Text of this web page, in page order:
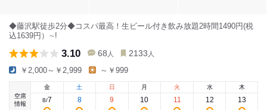
◆藤沢駅徒歩2分◆コスパ最高！生ビール付き飲み放題2時間1490円(税
込1639円）∼!
3.10 68 人 2133 人
￥2,000～￥2,999 ～￥999
空席
情報
金
8/7
土
8
日
9
月
10
火
11
水
12
木
13